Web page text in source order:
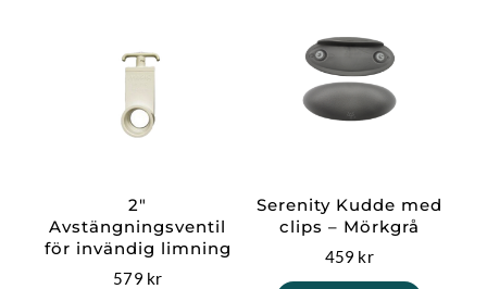
2″
Avstängningsventil
för invändig limning
579 kr
Serenity Kudde med
clips – Mörkgrå
459 kr